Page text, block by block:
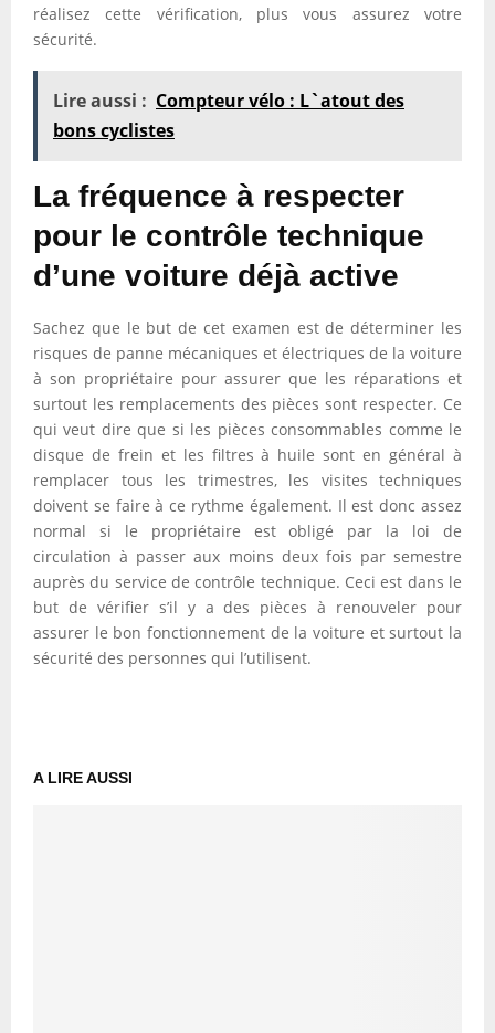
réalisez cette vérification, plus vous assurez votre
sécurité.
Lire aussi : Compteur vélo : L`atout des
bons cyclistes
La fréquence à respecter
pour le contrôle technique
d’une voiture déjà active
Sachez que le but de cet examen est de déterminer les
risques de panne mécaniques et électriques de la voiture
à son propriétaire pour assurer que les réparations et
surtout les remplacements des pièces sont respecter. Ce
qui veut dire que si les pièces consommables comme le
disque de frein et les filtres à huile sont en général à
remplacer tous les trimestres, les visites techniques
doivent se faire à ce rythme également. Il est donc assez
normal si le propriétaire est obligé par la loi de
circulation à passer aux moins deux fois par semestre
auprès du service de contrôle technique. Ceci est dans le
but de vérifier s’il y a des pièces à renouveler pour
assurer le bon fonctionnement de la voiture et surtout la
sécurité des personnes qui l’utilisent.
A LIRE AUSSI